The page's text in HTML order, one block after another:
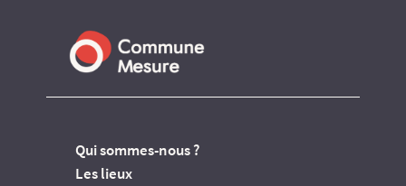
Qui sommes-nous ?
Les lieux